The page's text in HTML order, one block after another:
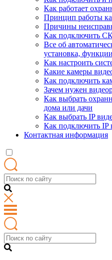
Как работает
Принцип работы
Причины
Как подключить
Все об
установка,
Как настроить
Какие камеры
Как подключить
Зачем нужен
Как выбрать
дома или дачи
Как выбрать IP
Как подключить IP
Контактная информация